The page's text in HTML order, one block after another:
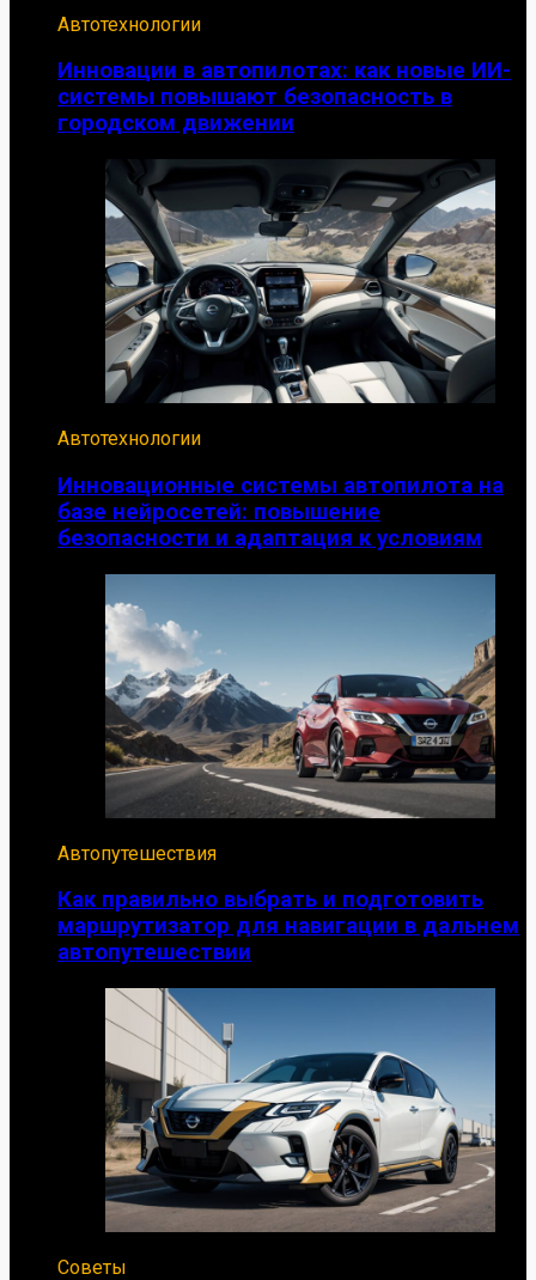
Автотехнологии
Инновации в автопилотах: как новые ИИ-
системы повышают безопасность в
городском движении
Автотехнологии
Инновационные системы автопилота на
базе нейросетей: повышение
безопасности и адаптация к условиям
Автопутешествия
Как правильно выбрать и подготовить
маршрутизатор для навигации в дальнем
автопутешествии
Советы